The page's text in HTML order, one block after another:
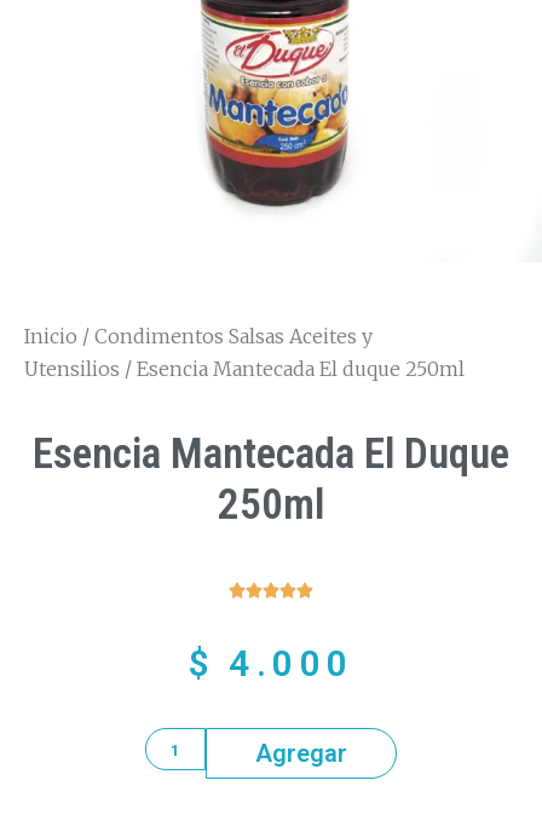
Inicio / Condimentos Salsas Aceites y
Utensilios / Esencia Mantecada El duque 250ml
Esencia Mantecada El Duque
250ml

$ 4.000
Agregar